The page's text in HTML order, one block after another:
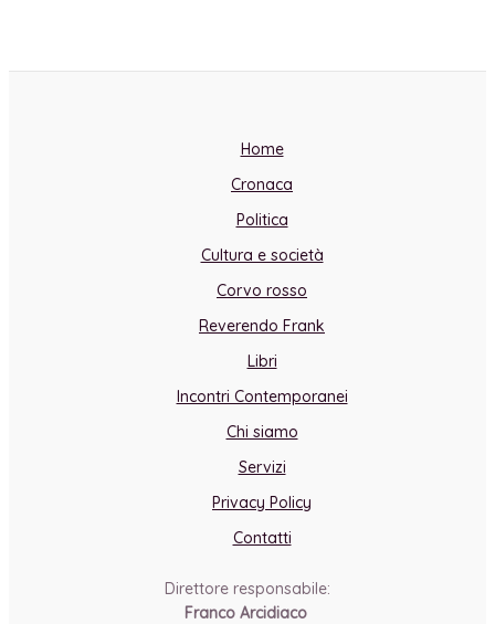
Home
Cronaca
Politica
Cultura e società
Corvo rosso
Reverendo Frank
Libri
Incontri Contemporanei
Chi siamo
Servizi
Privacy Policy
Contatti
Direttore responsabile:
Franco Arcidiaco